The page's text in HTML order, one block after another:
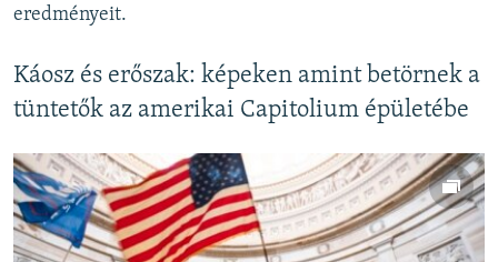
eredményeit.
Káosz és erőszak: képeken amint betörnek a
tüntetők az amerikai Capitolium épületébe